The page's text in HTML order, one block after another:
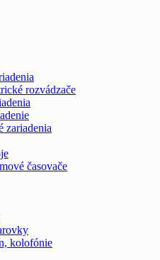
rozvádzače
zariadenia
časovače
kolofónie